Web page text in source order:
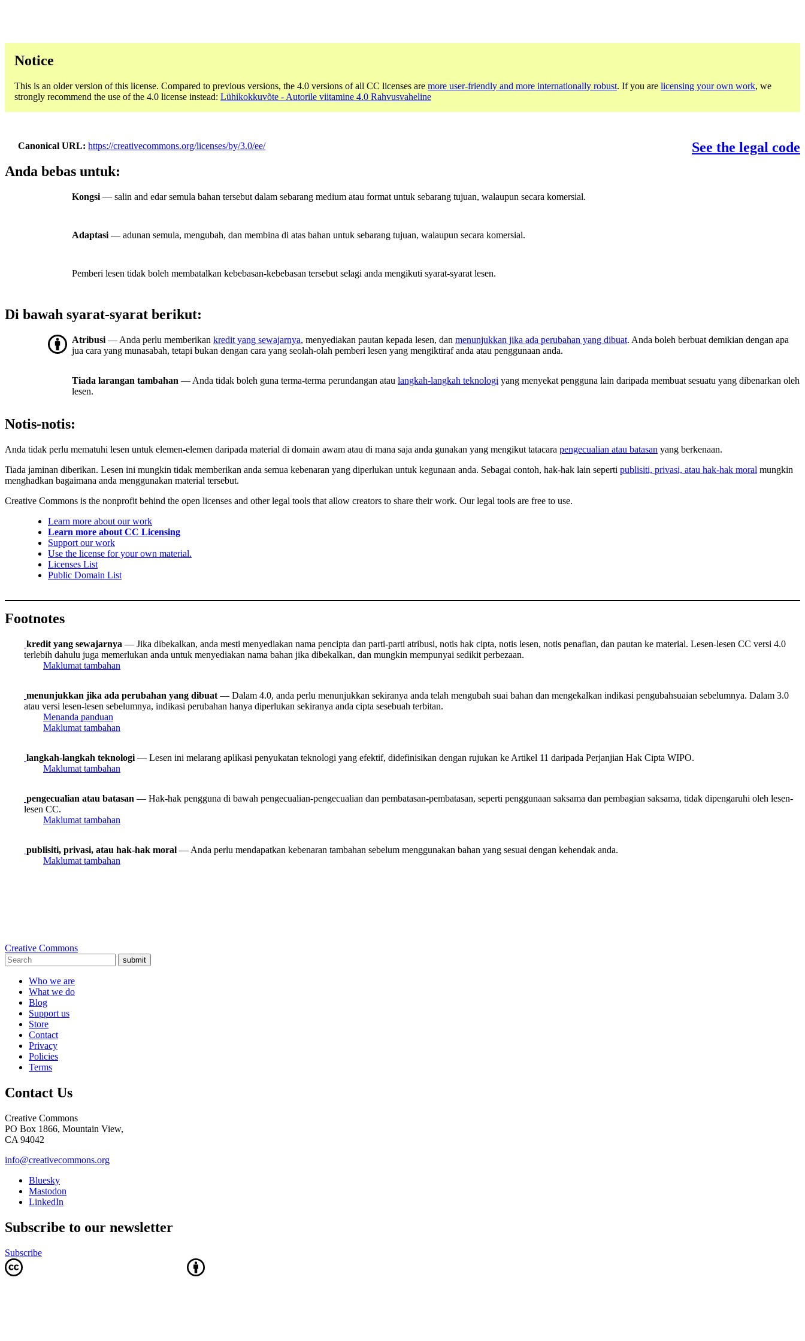
Notice
This is an older version of this license. Compared to previous versions, the 4.0 versions of all CC licenses are more user-friendly and more internationally robust. If you are licensing your own work, we
strongly recommend the use of the 4.0 license instead: Lühikokkuvõte - Autorile viitamine 4.0 Rahvusvaheline
Canonical URL https://creativecommons.org/licenses/by/3.0/ee/
See the legal code
Anda bebas untuk:
Kongsi — salin and edar semula bahan tersebut dalam sebarang medium atau format untuk sebarang tujuan, walaupun secara komersial.
Adaptasi — adunan semula, mengubah, dan membina di atas bahan untuk sebarang tujuan, walaupun secara komersial.
Pemberi lesen tidak boleh membatalkan kebebasan-kebebasan tersebut selagi anda mengikuti syarat-syarat lesen.
Di bawah syarat-syarat berikut:
Atribusi — Anda perlu memberikan kredit yang sewajarnya, menyediakan pautan kepada lesen, dan menunjukkan jika ada perubahan yang dibuat. Anda boleh berbuat demikian dengan apa
jua cara yang munasabah, tetapi bukan dengan cara yang seolah-olah pemberi lesen yang mengiktiraf anda atau penggunaan anda.
Tiada larangan tambahan — Anda tidak boleh guna terma-terma perundangan atau langkah-langkah teknologi yang menyekat pengguna lain daripada membuat sesuatu yang dibenarkan oleh
lesen.
Notis-notis:
Anda tidak perlu mematuhi lesen untuk elemen-elemen daripada material di domain awam atau di mana saja anda gunakan yang mengikut tatacara pengecualian atau batasan yang berkenaan.
Tiada jaminan diberikan. Lesen ini mungkin tidak memberikan anda semua kebenaran yang diperlukan untuk kegunaan anda. Sebagai contoh, hak-hak lain seperti publisiti, privasi, atau hak-hak moral mungkin
menghadkan bagaimana anda menggunakan material tersebut.
Creative Commons is the nonprofit behind the open licenses and other legal tools that allow creators to share their work. Our legal tools are free to use.
Learn more about our work
Learn more about CC Licensing
Support our work
Use the license for your own material.
Licenses List
Public Domain List
Footnotes
kredit yang sewajarnya — Jika dibekalkan, anda mesti menyediakan nama pencipta dan parti-parti atribusi, notis hak cipta, notis lesen, notis penafian, dan pautan ke material. Lesen-lesen CC versi 4.0
terlebih dahulu juga memerlukan anda untuk menyediakan nama bahan jika dibekalkan, dan mungkin mempunyai sedikit perbezaan.
Maklumat tambahan
menunjukkan jika ada perubahan yang dibuat — Dalam 4.0, anda perlu menunjukkan sekiranya anda telah mengubah suai bahan dan mengekalkan indikasi pengubahsuaian sebelumnya. Dalam 3.0
atau versi lesen-lesen sebelumnya, indikasi perubahan hanya diperlukan sekiranya anda cipta sesebuah terbitan.
Menanda panduan
Maklumat tambahan
langkah-langkah teknologi — Lesen ini melarang aplikasi penyukatan teknologi yang efektif, didefinisikan dengan rujukan ke Artikel 11 daripada Perjanjian Hak Cipta WIPO.
Maklumat tambahan
pengecualian atau batasan — Hak-hak pengguna di bawah pengecualian-pengecualian dan pembatasan-pembatasan, seperti penggunaan saksama dan pembagian saksama, tidak dipengaruhi oleh lesen-
lesen CC.
Maklumat tambahan
publisiti, privasi, atau hak-hak moral — Anda perlu mendapatkan kebenaran tambahan sebelum menggunakan bahan yang sesuai dengan kehendak anda.
Maklumat tambahan
Creative Commons
submit
Who we are
What we do
Blog
Support us
Store
Contact
Privacy
Policies
Terms
Contact Us
Creative Commons
PO Box 1866, Mountain View,
CA 94042
info@creativecommons.org
Bluesky
Mastodon
LinkedIn
Subscribe to our newsletter
Subscribe